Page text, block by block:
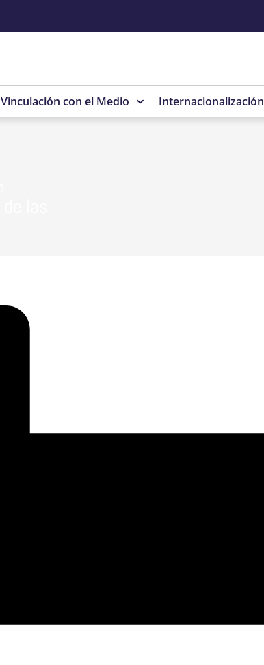
Vinculación con el Medio Internacionalización